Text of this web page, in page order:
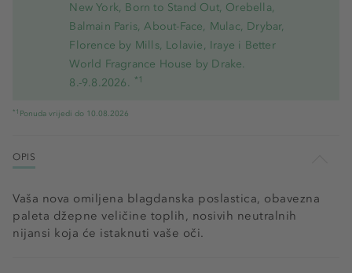
New York, Born to Stand Out, Orebella,
Balmain Paris, About-Face, Mulac, Drybar,
Florence by Mills, Lolavie, Iraye i Better
World Fragrance House by Drake.
8.-9.8.2026. *1
*1 Ponuda vrijedi do 10.08.2026
OPIS
Vaša nova omiljena blagdanska poslastica, obavezna
paleta džepne veličine toplih, nosivih neutralnih
nijansi koja će istaknuti vaše oči.